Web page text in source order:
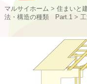
マルサイホーム > 住まいと
法・構造の種類 Part.1 >